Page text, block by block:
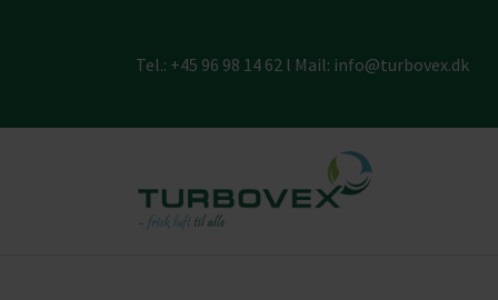
Tel.: +45 96 98 14 62 l Mail: info@turbovex.dk